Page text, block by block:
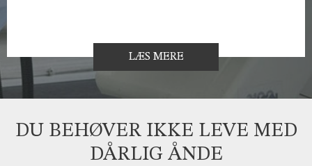
LÆS MERE
DU BEHØVER IKKE LEVE MED
DÅRLIG ÅNDE